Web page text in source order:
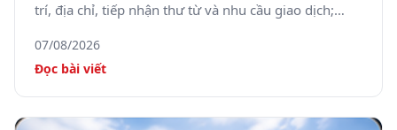
trí, địa chỉ, tiếp nhận thư từ và nhu cầu giao dịch;
Mai.
07/08/2026
Đọc bài viết